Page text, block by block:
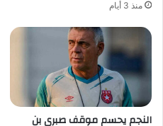
منذ 3 أيام
النجم يحسم موقف صبري بن